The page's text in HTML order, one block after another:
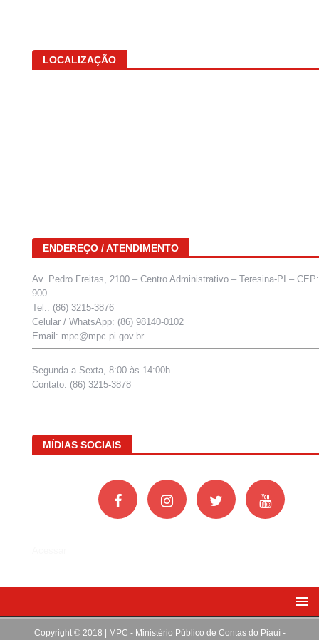
LOCALIZAÇÃO
ENDEREÇO / ATENDIMENTO
Av. Pedro Freitas, 2100 – Centro Administrativo – Teresina-PI –
900
Tel.: (86) 3215-3876
Celular / WhatsApp: (86) 98140-0102
Email: mpc@mpc.pi.gov.br
Segunda a Sexta, 8:00 às 14:00h
Contato: (86) 3215-3878
MÍDIAS SOCIAIS
Copyright © 2018 | MPC - Ministério Público de Contas do Piauí -